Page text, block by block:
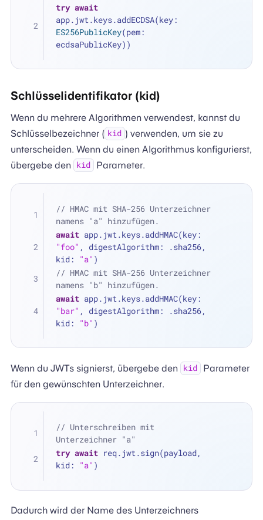
try await
ES256PublicKey(pem:
ecdsaPublicKey))
Schlüsselidentifikator (kid)
Wenn du mehrere Algorithmen verwendest, kannst du
Schlüsselbezeichner ( kid ) verwenden, um sie zu
unterscheiden. Wenn du einen Algorithmus konfigurierst,
übergebe den kid Parameter.
// HMAC mit SHA-256 Unterzeichner
namens "a" hinzufügen.
await
"foo" , digestAlgorithm: .sha256,
kid: "a" )
// HMAC mit SHA-256 Unterzeichner
namens "b" hinzufügen.
await
"bar" , digestAlgorithm: .sha256,
kid: "b" )
Wenn du JWTs signierst, übergebe den kid
Parameter
für den gewünschten Unterzeichner.
// Unterschreiben mit
Unterzeichner "a"
try await req.jwt.sign(payload,
kid: "a" )
Dadurch wird der Name des Unterzeichners